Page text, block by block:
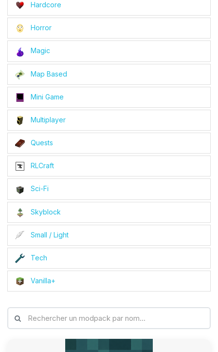
Hardcore
Horror
Magic
Map Based
Mini Game
Multiplayer
Quests
RLCraft
Sci-Fi
Skyblock
Small / Light
Tech
Vanilla+